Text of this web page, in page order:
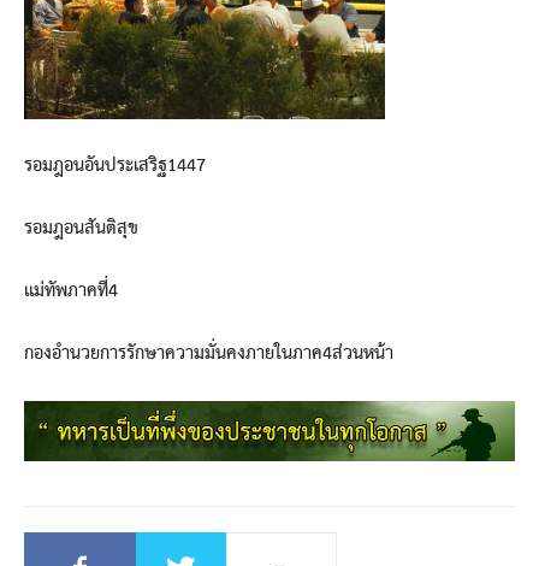
รอมฎอนอันประเสริฐ1447
รอมฎอนสันติสุข
แม่ทัพภาคที่4
กองอำนวยการรักษาความมั่นคงภายในภาค4ส่วนหน้า